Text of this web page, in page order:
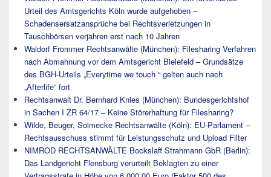
Urteil des Amtsgerichts Köln wurde aufgehoben –
Schadensersatzansprüche bei Rechtsverletzungen in
Tauschbörsen verjähren erst nach 10 Jahren
Waldorf Frommer Rechtsanwälte (München): Filesharing Verfahren
nach Abmahnung vor dem Amtsgericht Bielefeld – Grundsätze
des BGH-Urteils „Everytime we touch “ gelten auch nach
„Afterlife“ fort
Rechtsanwalt Dr. Bernhard Knies (München): Bundesgerichtshof
in Sachen I ZR 64/17 – Keine Störerhaftung für Filesharing?
Wilde, Beuger, Solmecke Rechtsanwälte (Köln): EU-Parlament –
Rechtsausschuss stimmt für Leistungsschutz und Upload Filter
NIMROD RECHTSANWÄLTE Bockslaff Strahmann GbR (Berlin):
Das Landgericht Flensburg verurteilt Beklagten zu einer